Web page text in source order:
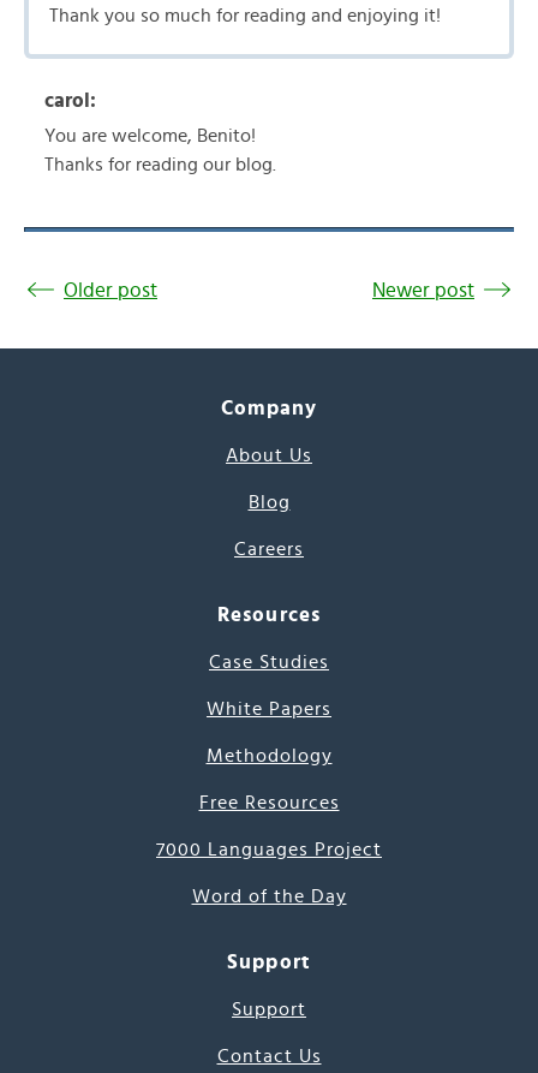
Thank you so much for reading and enjoying it!
carol:
You are welcome, Benito!
Thanks for reading our blog.
Older post Newer post
Company
About Us
Blog
Careers
Resources
Case Studies
White Papers
Methodology
Free Resources
7000 Languages Project
Word of the Day
Support
Support
Contact Us